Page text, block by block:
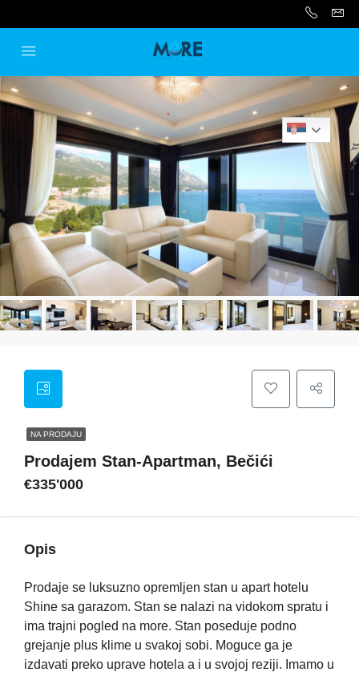
NA PRODAJU
Prodajem Stan-Apartman, Bečići
€335'000
Opis
Prodaje se luksuzno opremljen stan u apart hotelu
Shine sa garazom. Stan se nalazi na vidokom spratu i
ima trajni pogled na more. Stan poseduje podno
grejanje plus klime u svakoj sobi. Moguce ga je
izdavati preko uprave hotela a i u svojoj reziji. Imamo u
Serbian